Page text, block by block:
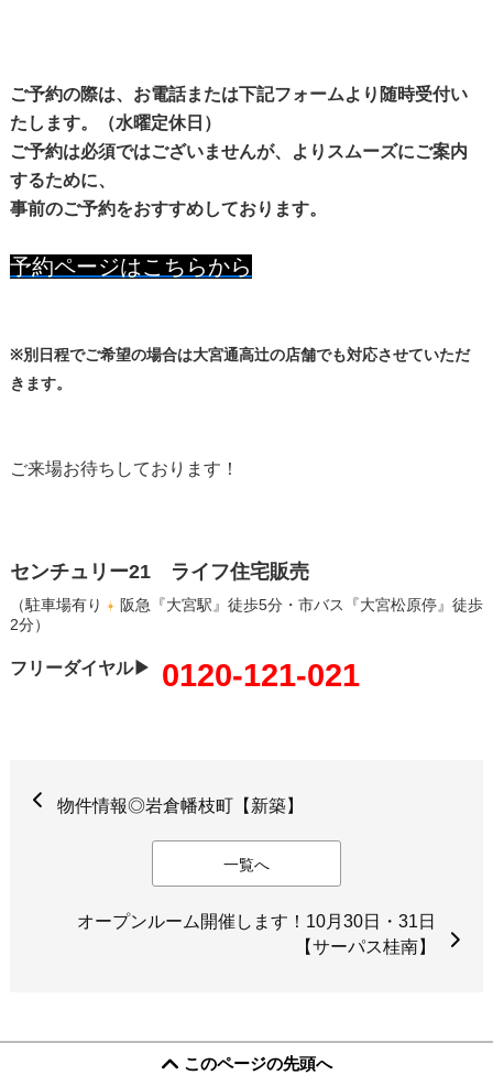
ご予約の際は、お電話または下記フォームより随時受付い
たします。（水曜定休日）
ご予約は必須ではございませんが、よりスムーズにご案内
するために、
事前のご予約をおすすめしております。
予約ページはこちらから
※別日程でご希望の場合は大宮通高辻の店舗でも対応させていただ
きます。
ご来場お待ちしております！
センチュリー21 ライフ住宅販売
（駐車場有り
阪急『大宮駅』徒歩5分・市バス『大宮松原停』徒歩
2分）
フリーダイヤル▶ 0120-121-021
物件情報◎岩倉幡枝町【新築】
一覧へ
オープンルーム開催します！10月30日・31日
【サーパス桂南】
このページの先頭へ